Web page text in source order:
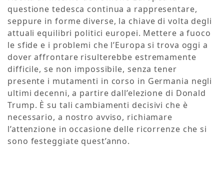
questione tedesca continua a rappresentare,
seppure in forme diverse, la chiave di volta degli
attuali equilibri politici europei. Mettere a fuoco
le sfide e i problemi che l’Europa si trova oggi a
dover affrontare risulterebbe estremamente
difficile, se non impossibile, senza tener
presente i mutamenti in corso in Germania negli
ultimi decenni, a partire dall’elezione di Donald
Trump. È su tali cambiamenti decisivi che è
necessario, a nostro avviso, richiamare
l’attenzione in occasione delle ricorrenze che si
sono festeggiate quest’anno.